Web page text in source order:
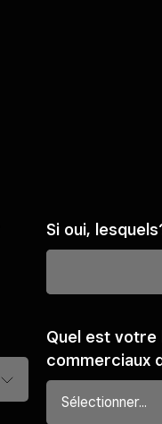
Si oui,
Quel est
commerciaux